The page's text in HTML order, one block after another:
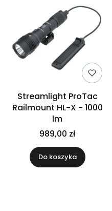
Streamlight ProTac
Railmount HL-X - 1000
lm
989,00 zł
Do koszyka